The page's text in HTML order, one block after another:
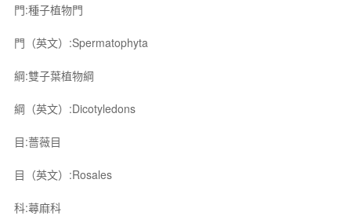
門:種子植物門
門（英文）:Spermatophyta
綱:雙子葉植物綱
綱（英文）:Dicotyledons
目:薔薇目
目（英文）:Rosales
科:蕁麻科